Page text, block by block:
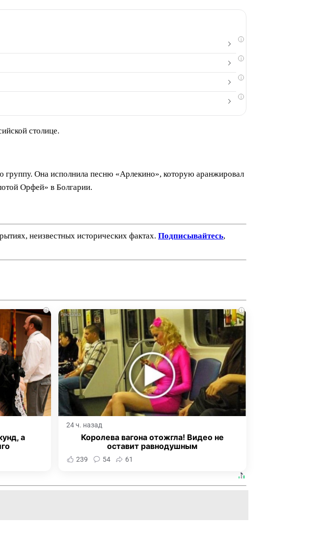
i
i
i
i
столице.
группу. Она исполнила песню «Арлекино», которую аранжировал
Орфей» в Болгарии.
неизвестных исторических фактах. Подписывайтесь,
i
а
i
24 ч. назад
Королева вагона отожгла! Видео не
оставит равнодушным
239 54 61